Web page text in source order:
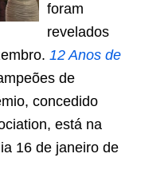
foram
revelados
12 Anos de
de
concedido
está na
16 de janeiro de